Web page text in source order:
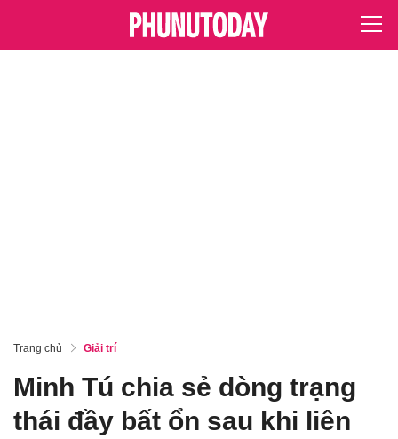
Trang chủ Giải trí
Minh Tú chia sẻ dòng trạng
thái đầy bất ổn sau khi liên